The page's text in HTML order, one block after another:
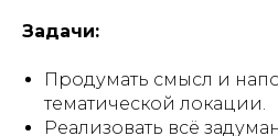
Задачи:
Продумать смысл и
тематической локации.
Реализовать всё